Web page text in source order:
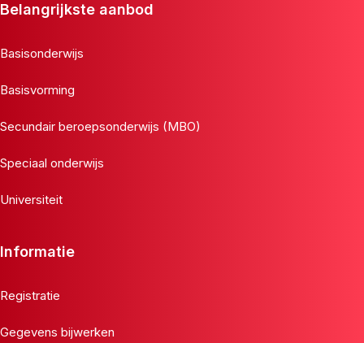
Belangrijkste aanbod
Basisonderwijs
Basisvorming
Secundair beroepsonderwijs (MBO)
Speciaal onderwijs
Universiteit
Informatie
Registratie
Gegevens bijwerken